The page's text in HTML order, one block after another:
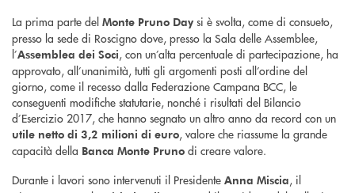
La prima parte del Monte Pruno Day si è svolta, come di consueto,
presso la sede di Roscigno dove, presso la Sala delle Assemblee,
l’Assemblea dei Soci, con un’alta percentuale di partecipazione, ha
approvato, all’unanimità, tutti gli argomenti posti all’ordine del
giorno, come il recesso dalla Federazione Campana BCC, le
conseguenti modifiche statutarie, nonché i risultati del Bilancio
d’Esercizio 2017, che hanno segnato un altro anno da record con un
utile netto di 3,2 milioni di euro, valore che riassume la grande
capacità della Banca Monte Pruno di creare valore.
Durante i lavori sono intervenuti il Presidente Anna Miscia, il